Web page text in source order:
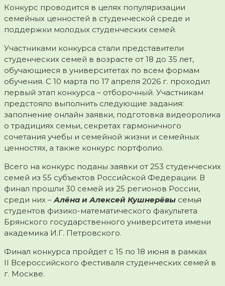
Конкурс проводится в целях популяризации
семейных ценностей в студенческой среде и
поддержки молодых студенческих семей.
Участниками конкурса стали представители
студенческих семей в возрасте от 18 до 35 лет,
обучающиеся в университетах по всем формам
обучения. С 10 марта по 17 апреля 2026 г. проходил
первый этап конкурса – отборочный. Участникам
предстояло выполнить следующие задания:
заполнение онлайн заявки, подготовка видеоролика
о традициях семьи, секретах гармоничного
сочетания учебы и семейной жизни и семейных
ценностях, а также конкурс портфолио.
Всего на конкурс поданы заявки от 253 студенческих
семей из 55 субъектов Российской Федерации. В
финал прошли 30 семей из 25 регионов России,
среди них –Алёна и Алексей Кушнерёвы семья
студентов физико-математического факультета
Брянского государственного университета имени
академика И.Г. Петровского.
Финал конкурса пройдет с 15 по 18 июня в рамках
II Всероссийского фестиваля студенческих семей в
г. Москве.